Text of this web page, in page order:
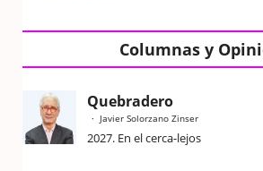
Columnas y
Quebradero
Javier Solorzano Zinser
2027. En el cerca-lejos